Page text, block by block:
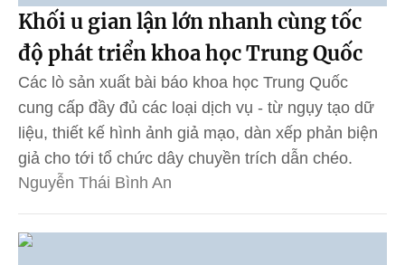
Khối u gian lận lớn nhanh cùng tốc
độ phát triển khoa học Trung Quốc
Các lò sản xuất bài báo khoa học Trung Quốc
cung cấp đầy đủ các loại dịch vụ - từ ngụy tạo dữ
liệu, thiết kế hình ảnh giả mạo, dàn xếp phản biện
giả cho tới tổ chức dây chuyền trích dẫn chéo.
Nguyễn Thái Bình An